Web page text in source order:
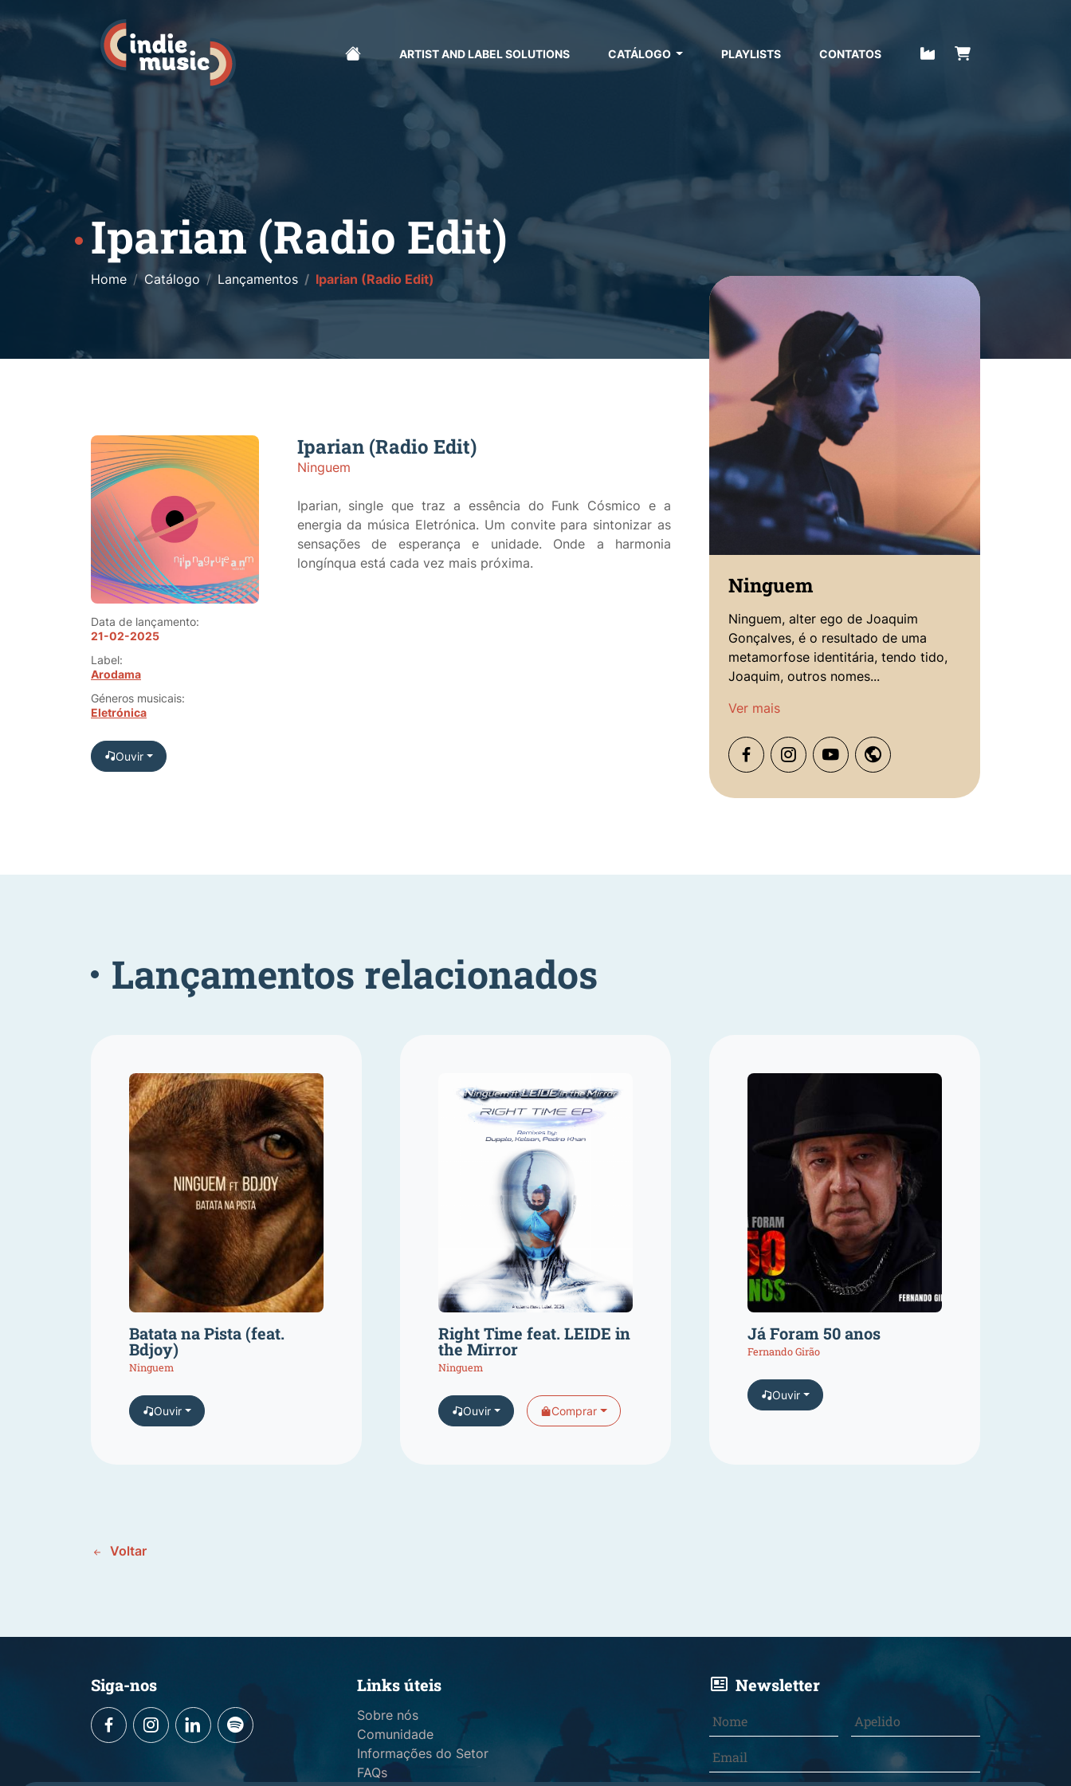
ARTIST AND LABEL SOLUTIONS CATÁLOGO PLAYLISTS CONTATOS
Iparian (Radio Edit)
Home Catálogo Lançamentos Iparian (Radio Edit)
Data de lançamento:
21-02-2025
Label:
Arodama
Géneros musicais:
Eletrónica
Ouvir
Iparian (Radio Edit)
Ninguem
Iparian, single que traz a essência do Funk Cósmico e a
energia da música Eletrónica. Um convite para sintonizar as
sensações de esperança e unidade. Onde a harmonia
longínqua está cada vez mais próxima.
Ninguem
Ninguem, alter ego de Joaquim
Gonçalves, é o resultado de uma
metamorfose identitária, tendo tido,
Joaquim, outros nomes...
Ver mais
Lançamentos relacionados
Batata na Pista (feat.
Bdjoy)
Ninguem
Ouvir
Right Time feat. LEIDE in
the Mirror
Ninguem
Ouvir Comprar
Já Foram 50 anos
Fernando Girão
Ouvir
Voltar
Siga-nos Links úteis
Sobre nós
Comunidade
Informações do Setor
FAQs
Newsletter